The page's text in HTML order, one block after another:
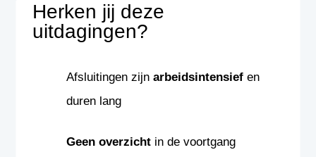
Herken jij deze
uitdagingen?
Afsluitingen zijn arbeidsintensiefen
duren lang
Geen overzichtin de voortgang